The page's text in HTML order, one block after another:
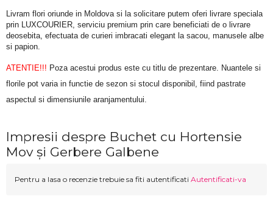
Livram flori oriunde in Moldova si la solicitare putem oferi livrare speciala
prin LUXCOURIER, serviciu premium prin care beneficiati de o livrare
deosebita, efectuata de curieri imbracati elegant la sacou, manusele albe
si papion.
ATENTIE!!! Poza acestui produs este cu titlu de prezentare. Nuantele si
florile pot varia in functie de sezon si stocul disponibil, fiind pastrate
aspectul si dimensiunile aranjamentului.
Impresii despre Buchet cu Hortensie
Mov și Gerbere Galbene
Pentru a lasa o recenzie trebuie sa fiti autentificati Autentificati-va